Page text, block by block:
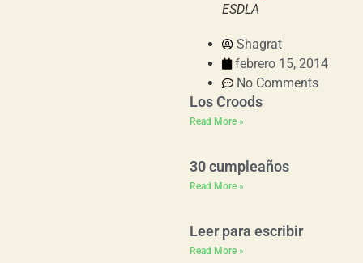
ESDLA
Shagrat
febrero 15, 2014
No Comments
Los Croods
Read More »
30 cumpleaños
Read More »
Leer para escribir
Read More »